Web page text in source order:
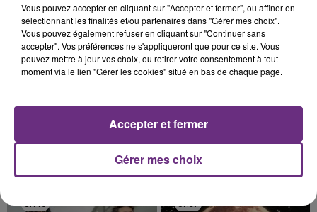
8h47
8h47 8h44
8h44
DJ SNAKE FEAT. JUSTIN BIEBER
8h40
8h40 8h37
8h37
Vous pouvez accepter en cliquant sur "Accepter et fermer", ou affiner en
sélectionnant les finalités et/ou partenaires dans "Gérer mes choix".
Vous pouvez également refuser en cliquant sur "Continuer sans
accepter". Vos préférences ne s'appliqueront que pour ce site. Vous
pouvez mettre à jour vos choix, ou retirer votre consentement à tout
moment via le lien "Gérer les cookies" situé en bas de chaque page.
Gérer mes choix
Accepter et fermer